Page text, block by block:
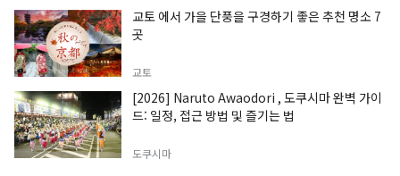
교토 에서 가을 단풍을 구경하기 좋은 추천 명소 7
곳
교토
[2026] Naruto Awaodori , 도쿠시마 완벽 가이
드: 일정, 접근 방법 및 즐기는 법
도쿠시마